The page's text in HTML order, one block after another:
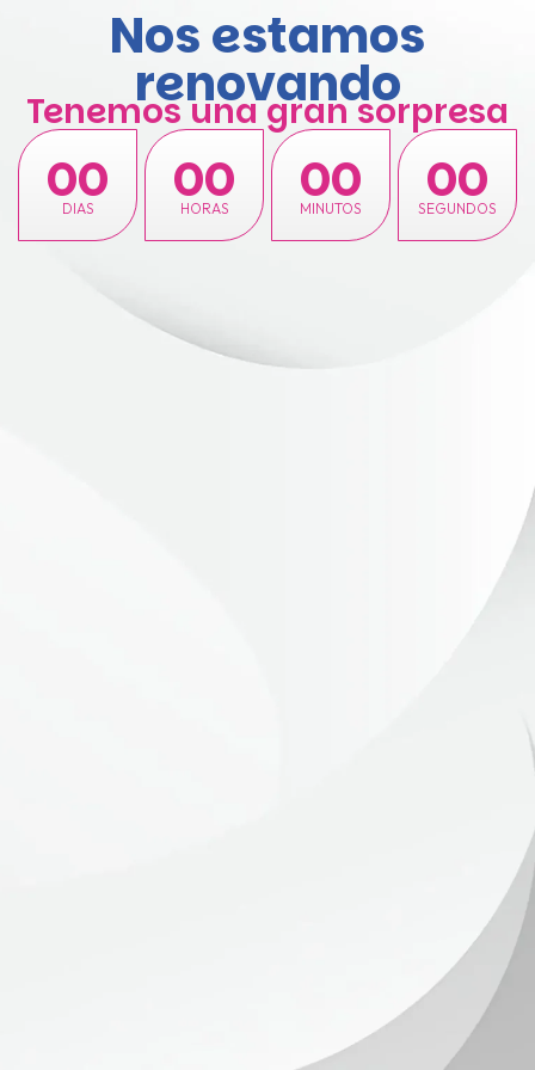
Nos estamos
renovando
Tenemos una gran sorpresa
00
DIAS
00
HORAS
00
MINUTOS
00
SEGUNDOS